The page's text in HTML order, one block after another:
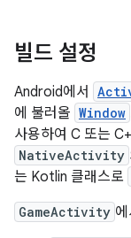
빌드 설정
Android에서
에 불러올 Window
사용하여 C 또는
NativeActivity
는 Kotlin 클래스로
GameActivity